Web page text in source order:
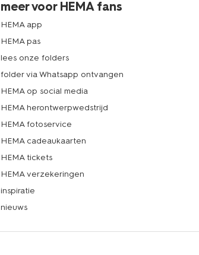
meer voor HEMA fans
HEMA app
HEMA pas
lees onze folders
folder via Whatsapp ontvangen
HEMA op social media
HEMA herontwerpwedstrijd
HEMA fotoservice
HEMA cadeaukaarten
HEMA tickets
HEMA verzekeringen
inspiratie
nieuws